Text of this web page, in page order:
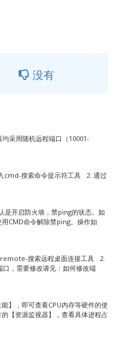
没有
采用随机远程端口（10001-
cmd-搜索命令提示符工具 2. 通过
是开启防火墙，禁ping的状态。如
CMD命令解除禁ping。操作如
remote-搜索远程桌面连接工具 2.
，需要修改请见：如何修改端
】，即可查看CPU内存等硬件的使
【资源监视器】，查看具体进程占